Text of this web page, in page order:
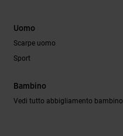
Uomo
Scarpe uomo
Sport
Bambino
Vedi tutto abbigliamento bambino